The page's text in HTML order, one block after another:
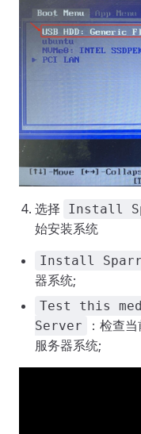
选择 Install
始安装系统
Install
器系统;
Test this
Server
：检查
服务器系统;